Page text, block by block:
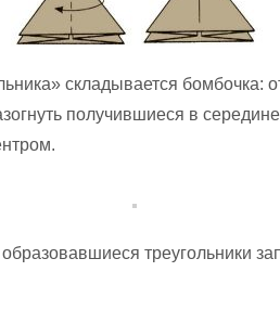
складывается бомбочка:
получившиеся в
треугольники